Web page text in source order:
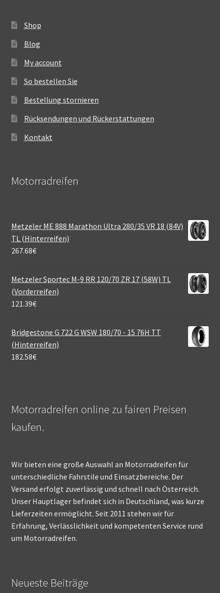
Shop
Blog
My account
So bestellen Sie
Bestellung stornieren
Rücksendungen und Rückerstattungen
Kontakt
Motorradreifen
Metzeler ME 888 Marathon Ultra 280/35 VR 18 (84V)
TL (Hinterreifen)
267.68€
Metzeler Sportec M-9 RR 120/70 ZR 17 (58W) TL
(Vorderreifen)
121.39€
Bridgestone G 722 G WSW 180/70 - 15 76H TT
(Hinterreifen)
182.58€
Motorradreifen online zu fairen Preisen
kaufen.
Wir bieten eine große Auswahl an Motorradreifen für
unterschiedliche Fahrstile und Einsatzbereiche. Der
Versand erfolgt zuverlässig und schnell nach Österreich.
Unser Hauptlager befindet sich in Deutschland, was kurze
Lieferzeiten ermöglicht. Seit 2011 stehen wir für
Erfahrung, Verlässlichkeit und kompetenten Service rund
um Motorradreifen.
Neueste Beiträge